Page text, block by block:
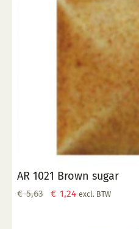
AR 1021 Brown sugar
€5,63
Oorspronkelijke
€ 1,24Huidige
excl. BTW